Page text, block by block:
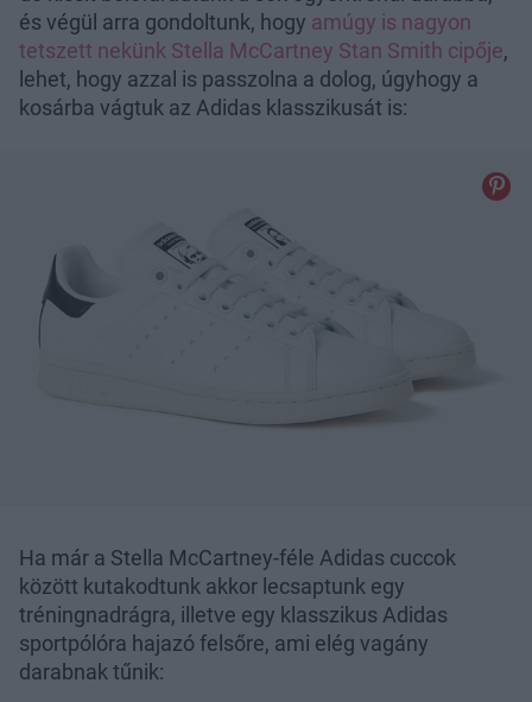
és végül arra gondoltunk, hogy amúgy is nagyon
tetszett nekünk Stella McCartney Stan Smith cipője,
lehet, hogy azzal is passzolna a dolog, úgyhogy a
kosárba vágtuk az Adidas klasszikusát is:
Ha már a Stella McCartney-féle Adidas cuccok
között kutakodtunk akkor lecsaptunk egy
tréningnadrágra, illetve egy klasszikus Adidas
sportpólóra hajazó felsőre, ami elég vagány
darabnak tűnik: